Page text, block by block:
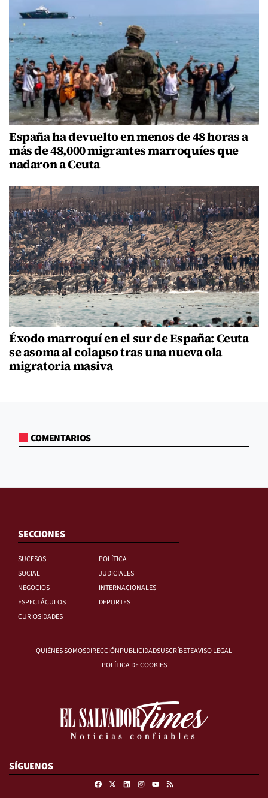
España ha devuelto en menos de 48 horas a
más de 48,000 migrantes marroquíes que
nadaron a Ceuta
Éxodo marroquí en el sur de España: Ceuta
se asoma al colapso tras una nueva ola
migratoria masiva
COMENTARIOS
SECCIONES
SUCESOS
POLÍTICA
SOCIAL
JUDICIALES
NEGOCIOS
INTERNACIONALES
ESPECTÁCULOS
DEPORTES
CURIOSIDADES
QUIÉNES SOMOSDIRECCIÓNPUBLICIDADSUSCRÍBETEAVISO LEGAL
POLÍTICA DE COOKIES
SÍGUENOS
FacebookLinkedinInstagram